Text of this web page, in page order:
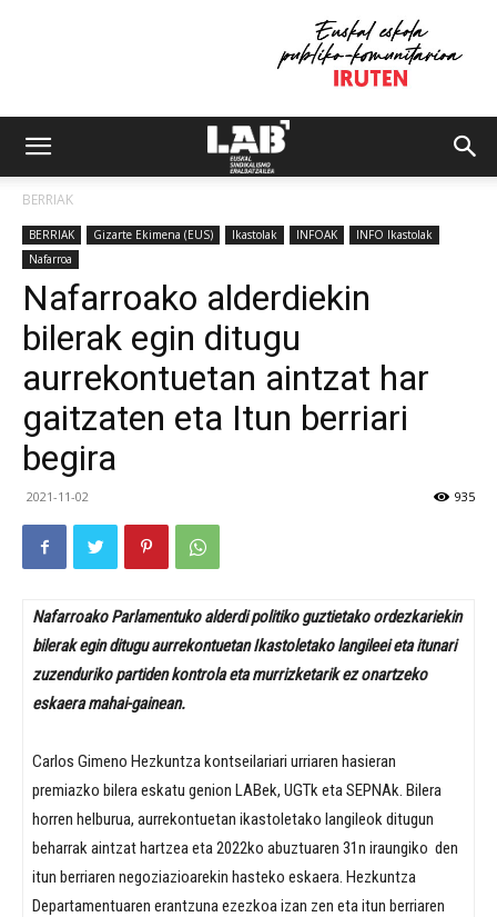
BERRIAK
BERRIAK Gizarte Ekimena (EUS) Ikastolak INFOAK
INFO Ikastolak
Nafarroa
Nafarroako alderdiekin
bilerak egin ditugu
aurrekontuetan aintzat har
gaitzaten eta Itun berriari
begira
2021-11-02 935
Nafarroako Parlamentuko alderdi politiko guztietako ordezkariekin
bilerak egin ditugu aurrekontuetan Ikastoletako langileei eta itunari
zuzenduriko partiden kontrola eta murrizketarik ez onartzeko
eskaera mahai-gainean.
Carlos Gimeno Hezkuntza kontseilariari urriaren hasieran
premiazko bilera eskatu genion LABek, UGTk eta SEPNAk. Bilera
horren helburua, aurrekontuetan ikastoletako langileok ditugun
beharrak aintzat hartzea eta 2022ko abuztuaren 31n iraungiko den
itun berriaren negoziazioarekin hasteko eskaera. Hezkuntza
Departamentuaren erantzuna ezezkoa izan zen eta itun berriaren